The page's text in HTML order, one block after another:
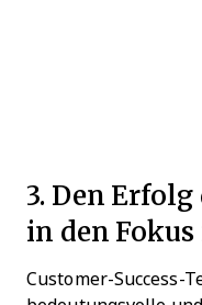
3. Den
in den
Customer-Success-